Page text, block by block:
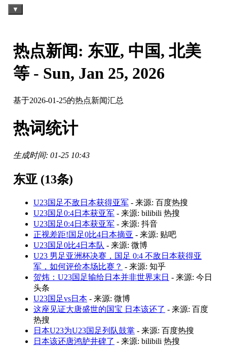
Search Site
热点新闻: 东亚, 中国, 北美
等 - Sun, Jan 25, 2026
基于2026-01-25的热点新闻汇总
热词统计
生成时间: 01-25 10:43
东亚 (13条)
U23国足不敌日本获得亚军 - 来源: 百度热搜
U23国足0:4日本获亚军 - 来源: bilibili 热搜
U23国足0:4日本获亚军 - 来源: 抖音
正视差距!国足0比4日本摘亚 - 来源: 贴吧
U23国足0比4日本队 - 来源: 微博
U23 男足亚洲杯决赛，国足 0:4 不敌日本获得亚
军，如何评价本场比赛？ - 来源: 知乎
贺炜：U23国足输给日本并非世界末日 - 来源: 今日
头条
U23国足vs日本 - 来源: 微博
这座见证大唐盛世的国宝 日本该还了 - 来源: 百度
热搜
日本U23为U23国足列队鼓掌 - 来源: 百度热搜
日本该还唐鸿胪井碑了 - 来源: bilibili 热搜